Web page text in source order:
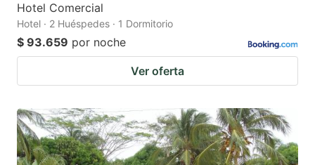
Hotel Comercial
Hotel · 2 Huéspedes · 1 Dormitorio
$ 93.659 por noche
Ver oferta